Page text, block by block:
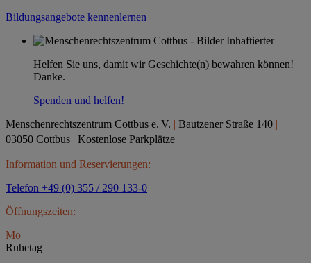
Bildungsangebote kennenlernen
Helfen Sie uns, damit wir Geschichte(n) bewahren können!
Danke.
Spenden und helfen!
Menschenrechtszentrum Cottbus e. V. | Bautzener Straße 140 |
03050 Cottbus | Kostenlose Parkplätze
Information und Reservierungen:
Telefon +49 (0) 355 / 290 133-0
Öffnungszeiten:
Mo
Ruhetag